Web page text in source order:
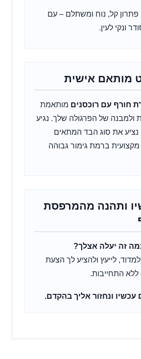
פתרון קל, נוח ומשתלם – עם
ונקי לעין.
מותאם אישית
חורף עם רוכסנים מותאמת
ולמבנה של הפרגולה שלך. נגיע
נציע את סוג הבד המתאים
ברמת גימור גבוהה
ותהנה מהמרפסת
זה יעלה אצלך?
לייעץ ולהציע לך הצעת
ללא התחייבות.
ונחזור אליך בהקדם.